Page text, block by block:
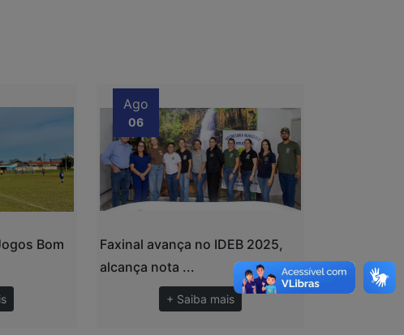
Bom
Ago
06
Faxinal avança no IDEB 2025,
alcança nota ...
+ Saiba mais